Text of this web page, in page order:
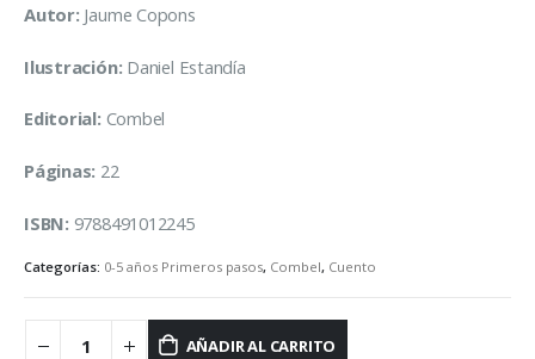
Autor: Jaume Copons
Ilustración: Daniel Estandía
Editorial: Combel
Páginas: 22
ISBN: 9788491012245
Categorías: 0-5 años Primeros pasos, Combel, Cuento
AÑADIR AL CARRITO